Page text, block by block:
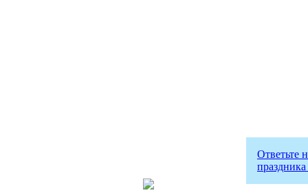
Ответьте